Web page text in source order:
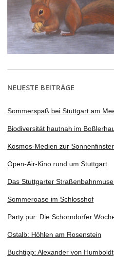
NEUESTE BEITRÄGE
Sommerspaß bei Stuttgart am
Biodiversität hautnah im
Kosmos-Medien zur
Open-Air-Kino rund um Stuttgart
Das Stuttgarter
Sommeroase im Schlosshof
Party pur: Die Schorndorfer
Ostalb: Höhlen am Rosenstein
Buchtipp: Alexander von Humboldt